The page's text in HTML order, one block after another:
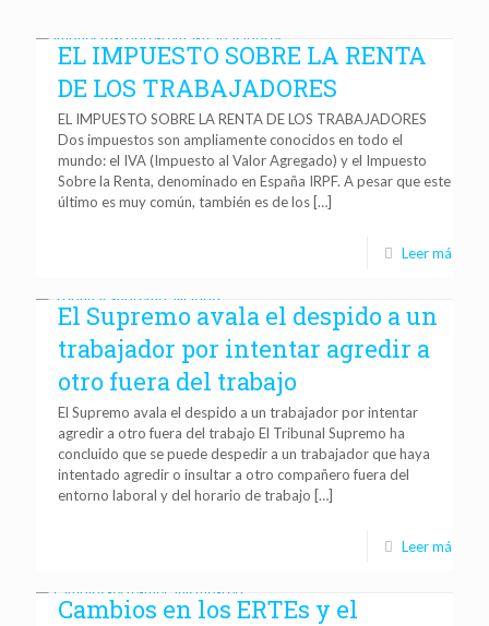
EL IMPUESTO SOBRE LA RENTA
DE LOS TRABAJADORES
EL IMPUESTO SOBRE LA RENTA DE LOS TRABAJADORES
Dos impuestos son ampliamente conocidos en todo el
mundo: el IVA (Impuesto al Valor Agregado) y el Impuesto
Sobre la Renta, denominado en España IRPF. A pesar que este
último es muy común, también es de los[…]
Leer más
El Supremo avala el despido a un
trabajador por intentar agredir a
otro fuera del trabajo
El Supremo avala el despido a un trabajador por intentar
agredir a otro fuera del trabajo El Tribunal Supremo ha
concluido que se puede despedir a un trabajador que haya
intentado agredir o insultar a otro compañero fuera del
entorno laboral y del horario de trabajo […]
Leer más
Cambios en los ERTEs y el